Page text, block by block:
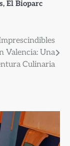
, El Bioparc
Valencia: Una
Culinaria